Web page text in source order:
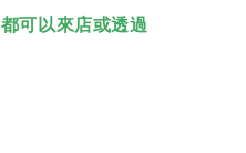
都可以來店或透過